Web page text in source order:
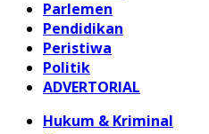
Parlemen
Pendidikan
Peristiwa
Politik
ADVERTORIAL
Hukum & Kriminal